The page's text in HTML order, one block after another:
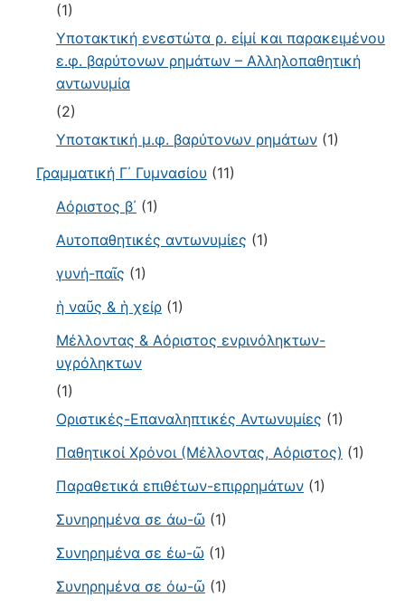
(1)
Υποτακτική ενεστώτα ρ. εἰμί και παρακειμένου
ε.φ. βαρύτονων ρημάτων – Αλληλοπαθητική
αντωνυμία
(2)
Υποτακτική μ.φ. βαρύτονων ρημάτων(1)
Γραμματική Γ΄ Γυμνασίου (11)
Αόριστος β΄ (1)
Αυτοπαθητικές αντωνυμίες (1)
γυνή-παῖς (1)
ἡ ναῦς & ἡ χείρ(1)
Μέλλοντας & Αόριστος ενρινόληκτων-
υγρόληκτων
(1)
Οριστικές-Επαναληπτικές Αντωνυμίες (1)
Παθητικοί Χρόνοι (Μέλλοντας, Αόριστος) (1)
Παραθετικά επιθέτων-επιρρημάτων(1)
Συνηρημένα σε άω-ῶ (1)
Συνηρημένα σε έω-ῶ (1)
Συνηρημένα σε όω-ῶ (1)